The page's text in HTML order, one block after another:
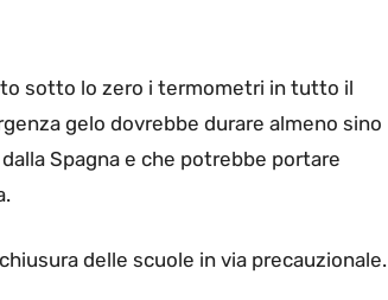
sotto lo zero i termometri in tutto il
gelo dovrebbe durare almeno sino
Spagna e che potrebbe portare
delle scuole in via precauzionale.